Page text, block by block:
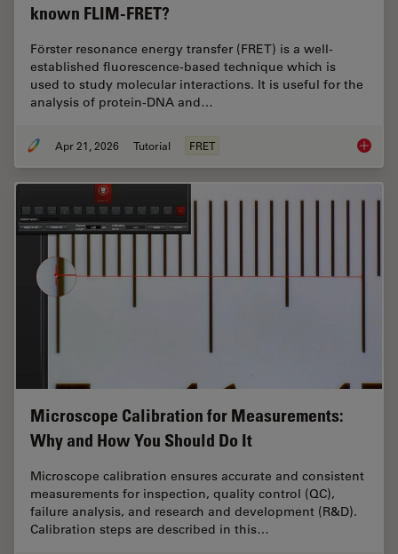
known FLIM-FRET?
Förster resonance energy transfer (FRET) is a well-
established fluorescence-based technique which is
used to study molecular interactions. It is useful for the
analysis of protein-DNA and…
Apr 21, 2026 Tutorial FRET What is
Microscope Calibration for Measurements:
Why and How You Should Do It
Microscope calibration ensures accurate and consistent
measurements for inspection, quality control (QC),
failure analysis, and research and development (R&D).
Calibration steps are described in this…